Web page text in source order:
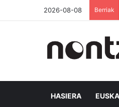
2026-08-08 Berriak
HASIERA